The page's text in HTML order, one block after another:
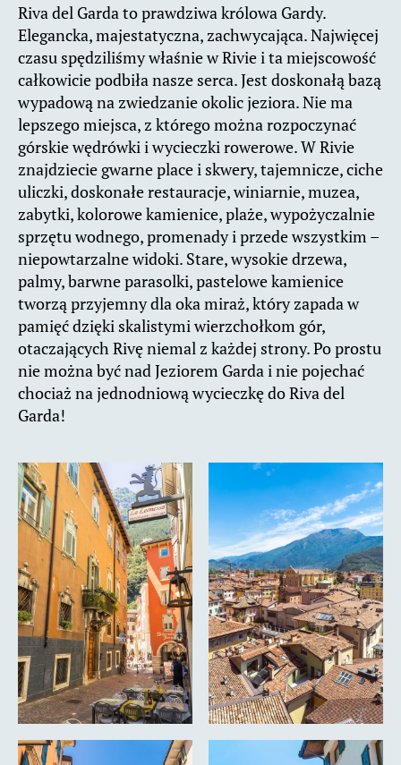
Riva del Garda to prawdziwa królowa Gardy.
Elegancka, majestatyczna, zachwycająca. Najwięcej
czasu spędziliśmy właśnie w Rivie i ta miejscowość
całkowicie podbiła nasze serca. Jest doskonałą bazą
wypadową na zwiedzanie okolic jeziora. Nie ma
lepszego miejsca, z którego można rozpoczynać
górskie wędrówki i wycieczki rowerowe. W Rivie
znajdziecie gwarne place i skwery, tajemnicze, ciche
uliczki, doskonałe restauracje, winiarnie, muzea,
zabytki, kolorowe kamienice, plaże, wypożyczalnie
sprzętu wodnego, promenady i przede wszystkim –
niepowtarzalne widoki. Stare, wysokie drzewa,
palmy, barwne parasolki, pastelowe kamienice
tworzą przyjemny dla oka miraż, który zapada w
pamięć dzięki skalistymi wierzchołkom gór,
otaczających Rivę niemal z każdej strony. Po prostu
nie można być nad Jeziorem Garda i nie pojechać
chociaż na jednodniową wycieczkę do Riva del
Garda!